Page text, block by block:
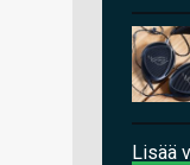
Lisää